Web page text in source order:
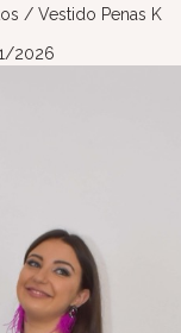
/ Vestido Penas K
2026